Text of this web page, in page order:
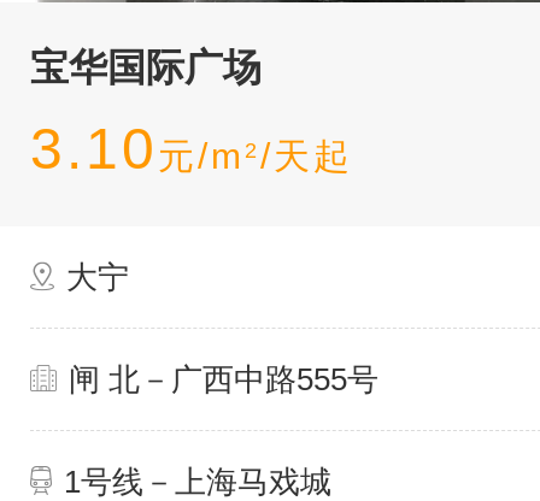
宝华国际广场
3.10 元/m 2 /天起
大宁
闸 北－广西中路555号
1号线－上海马戏城